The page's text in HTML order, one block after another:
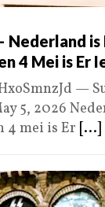
Nederland
4 Mei is Er
—
5, 2026
4 mei is Er [...]